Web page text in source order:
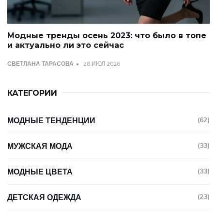
Модные тренды осень 2023: что было в топе
и актуально ли это сейчас
СВЕТЛАНА ТАРАСОВА 28 ИЮЛ 2026
КАТЕГОРИИ
МОДНЫЕ ТЕНДЕНЦИИ (62)
МУЖСКАЯ МОДА (33)
МОДНЫЕ ЦВЕТА (33)
ДЕТСКАЯ ОДЕЖДА (23)